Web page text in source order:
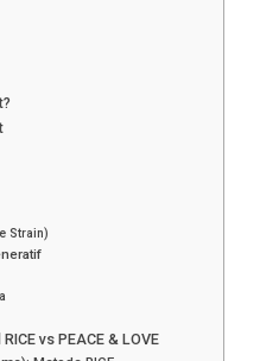
Strain)
vs PEACE & LOVE